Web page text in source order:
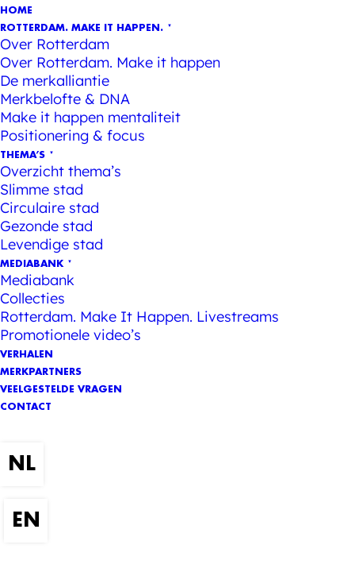
HOME
ROTTERDAM. MAKE IT HAPPEN.
Over Rotterdam
Over Rotterdam. Make it happen
De merkalliantie
Merkbelofte & DNA
Make it happen mentaliteit
Positionering & focus
THEMA’S
Overzicht thema’s
Slimme stad
Circulaire stad
Gezonde stad
Levendige stad
MEDIABANK
Mediabank
Collecties
Rotterdam. Make It Happen. Livestreams
Promotionele video’s
VERHALEN
MERKPARTNERS
VEELGESTELDE VRAGEN
CONTACT